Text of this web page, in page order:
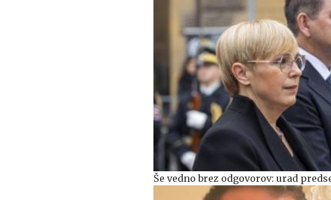
Še vedno brez odgovorov: urad